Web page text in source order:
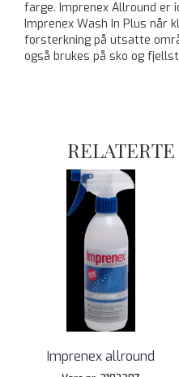
farge. Imprenex Allround
Imprenex Wash In Plus når
forsterkning på utsatte
også brukes på sko og
Imprenex allround